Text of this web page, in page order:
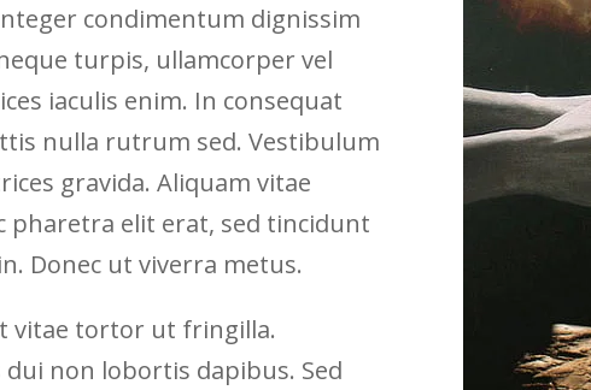
condimentum dignissim
turpis, ullamcorper vel
iaculis enim. In consequat
nulla rutrum sed. Vestibulum
gravida. Aliquam vitae
pharetra elit erat, sed tincidunt
Donec ut viverra metus.
vitae tortor ut fringilla.
dui non lobortis dapibus. Sed